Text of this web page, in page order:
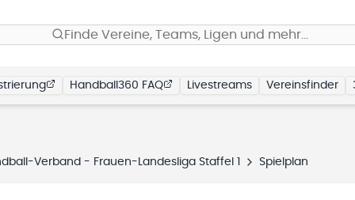
Finde Vereine, Teams, Ligen und mehr…
Handball360 FAQ Livestreams Vereinsfinder
Verband - Frauen-Landesliga Staffel 1 Spielplan